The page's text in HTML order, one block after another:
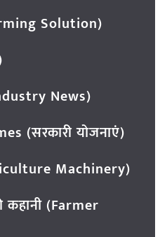
Solution)
News)
(सरकारी योजनाएं)
Machinery)
कहानी (Farmer